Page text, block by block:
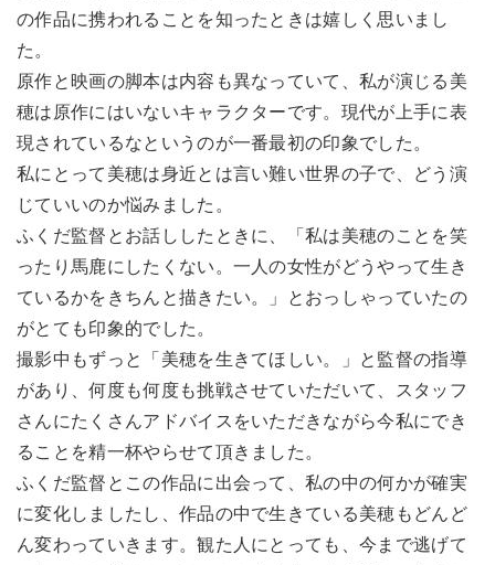
の作品に携われることを知ったときは嬉しく思いまし
た。
原作と映画の脚本は内容も異なっていて、私が演じる美
穂は原作にはいないキャラクターです。現代が上手に表
現されているなというのが一番最初の印象でした。
私にとって美穂は身近とは言い難い世界の子で、どう演
じていいのか悩みました。
ふくだ監督とお話ししたときに、「私は美穂のことを笑
ったり馬鹿にしたくない。一人の女性がどうやって生き
ているかをきちんと描きたい。」とおっしゃっていたの
がとても印象的でした。
撮影中もずっと「美穂を生きてほしい。」と監督の指導
があり、何度も何度も挑戦させていただいて、スタッフ
さんにたくさんアドバイスをいただきながら今私にでき
ることを精一杯やらせて頂きました。
ふくだ監督とこの作品に出会って、私の中の何かが確実
に変化しましたし、作品の中で生きている美穂もどんど
ん変わっていきます。観た人にとっても、今まで逃げて